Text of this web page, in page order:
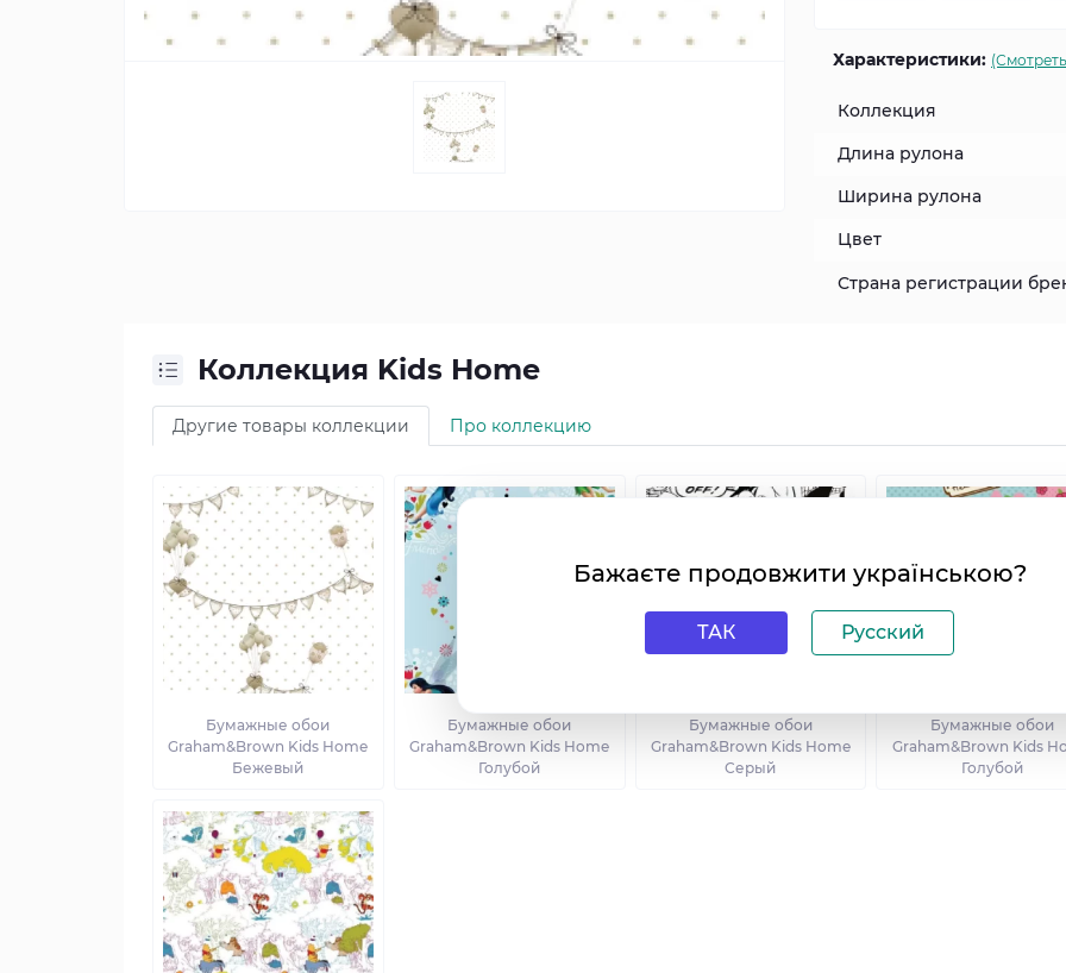
Характеристики:
Коллекция
Длина рулона
Ширина рулона
Цвет
Страна регистрации
Коллекция Kids Home
Другие товары коллекции Про коллекцию
Бумажные обои
Graham&Brown Kids Home
Бежевый
Бумажные обои
Graham&Brown Kids Home
Голубой
Бумажные обои
Graham&Brown Kids Home
Серый
Бумажные обои
Graham&Brown Kids
Голубой
Бажаєте продовжити українською?
ТАК Русский